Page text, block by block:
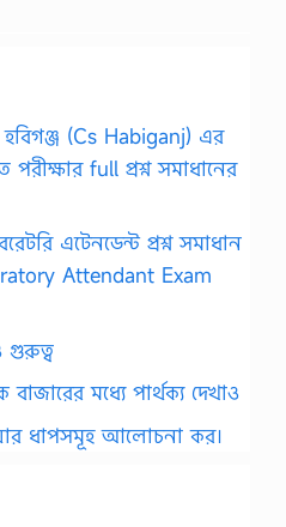
হবিগঞ্জ (Cs Habiganj) এর
পরীক্ষার full প্রশ্ন সমাধানের
এটেনডেন্ট প্রশ্ন সমাধান
Attendant Exam
গুরুত্ব
মধ্যে পার্থক্য দেখাও
ধাপসমূহ আলোচনা কর।